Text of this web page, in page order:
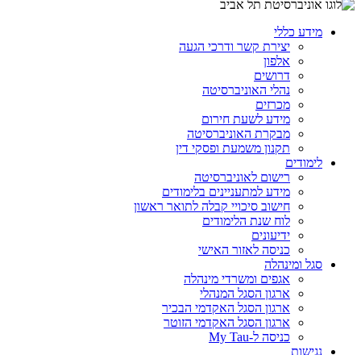
מידע כללי
יצירת קשר ודרכי הגעה
אלפון
דרושים
נהלי האוניברסיטה
מכרזים
מידע לשעת חירום
מבקרת האוניברסיטה
תקנון משמעת ופסקי דין
לימודים
רישום לאוניברסיטה
מידע למתעניינים בלימודים
חישוב סיכויי קבלה לתואר ראשון
לוח שנת הלימודים
ידיעונים
כניסה לאזור האישי
סגל ומינהלה
אגפים ומשרדי מינהלה
ארגון הסגל המנהלי
ארגון הסגל האקדמי הבכיר
ארגון הסגל האקדמי הזוטר
כניסה ל-My Tau
נגישות